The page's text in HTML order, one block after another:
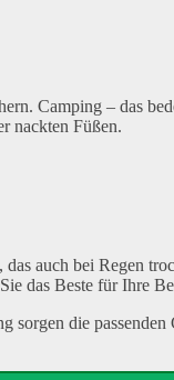
Camping – das
nackten Füßen.
auch bei Regen
das Beste für Ihre
die